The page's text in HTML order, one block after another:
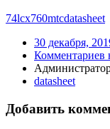
74lcx760mtcdatasheet
30 декабря,
Комментариев
datasheet
Добавить